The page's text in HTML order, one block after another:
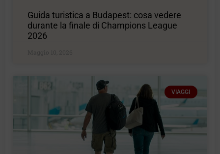
Guida turistica a Budapest: cosa vedere
durante la finale di Champions League
2026
Maggio 10, 2026
VIAGGI